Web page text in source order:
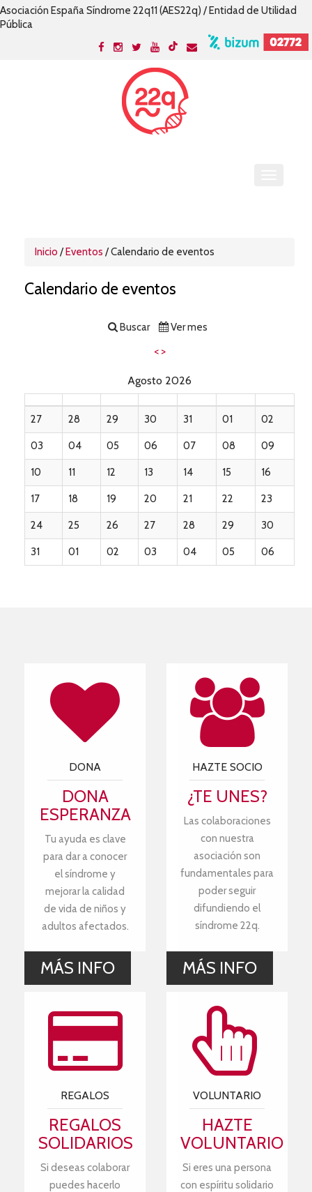
Asociación España Síndrome 22q11 (AES22q) / Entidad de Utilidad
Pública
Inicio /Eventos / Calendario de eventos
Calendario de eventos
Buscar
Ver mes
< >
Agosto 2026
27 28 29 30 31 01 02
03 04 05 06 07 08 09
10 11 12 13 14 15 16
17 18 19 20 21 22 23
24 25 26 27 28 29 30
31 01 02 03 04 05 06
DONA
DONA
ESPERANZA
Tu ayuda es clave
para dar a conocer
el síndrome y
mejorar la calidad
de vida de niños y
adultos afectados.
MÁS INFO
HAZTE SOCIO
¿TE UNES?
Las colaboraciones
con nuestra
asociación son
fundamentales para
poder seguir
difundiendo el
síndrome 22q.
MÁS INFO
REGALOS
REGALOS
SOLIDARIOS
Si deseas colaborar
puedes hacerlo
VOLUNTARIO
HAZTE
VOLUNTARIO
Si eres una persona
con espíritu solidario